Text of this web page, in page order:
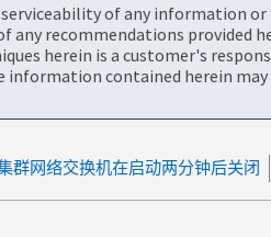
of any information
recommendations provided
herein is a customer's
contained herein
群网络交换机在启动两分钟后关闭